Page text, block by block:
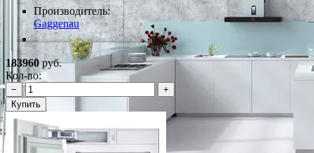
Производитель:
Gaggenau
*Наличие уточняйте у менеджера
183960руб.
Кол-во:
−
+
Купить